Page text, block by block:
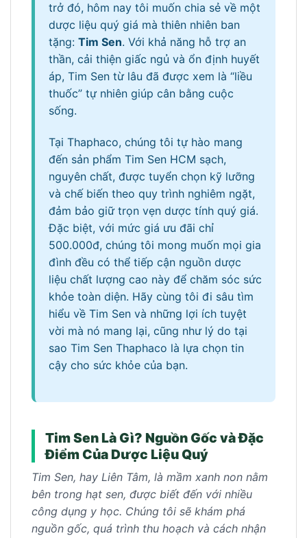
trở đó, hôm nay tôi muốn chia sẻ về một
dược liệu quý giá mà thiên nhiên ban
tặng: Tim Sen. Với khả năng hỗ trợ an
thần, cải thiện giấc ngủ và ổn định huyết
áp, Tim Sen từ lâu đã được xem là “liều
thuốc” tự nhiên giúp cân bằng cuộc
sống.
Tại Thaphaco, chúng tôi tự hào mang
đến sản phẩm Tim Sen HCM sạch,
nguyên chất, được tuyển chọn kỹ lưỡng
và chế biến theo quy trình nghiêm ngặt,
đảm bảo giữ trọn vẹn dược tính quý giá.
Đặc biệt, với mức giá ưu đãi chỉ
500.000đ, chúng tôi mong muốn mọi gia
đình đều có thể tiếp cận nguồn dược
liệu chất lượng cao này để chăm sóc sức
khỏe toàn diện. Hãy cùng tôi đi sâu tìm
hiểu về Tim Sen và những lợi ích tuyệt
vời mà nó mang lại, cũng như lý do tại
sao Tim Sen Thaphaco là lựa chọn tin
cậy cho sức khỏe của bạn.
Tim Sen Là Gì? Nguồn Gốc và Đặc
Điểm Của Dược Liệu Quý
Tim Sen, hay Liên Tâm, là mầm xanh non nằm
bên trong hạt sen, được biết đến với nhiều
công dụng y học. Chúng tôi sẽ khám phá
nguồn gốc, quá trình thu hoạch và cách nhận